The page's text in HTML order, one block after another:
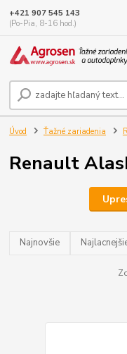
+421 907 545 143
(Po-Pia, 8-16 hod.)
Úvod Ťažné zariadenia
Renault
Najnovšie